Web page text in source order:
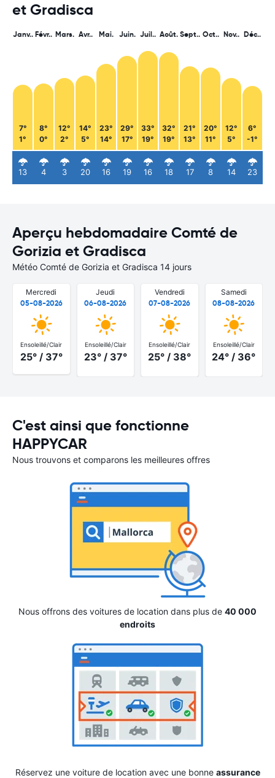
et Gradisca
Janv..
7°
1°
13
Févr..
8°
0°
4
Mars.
12°
2°
3
Avr..
14°
5°
20
Mai.
23°
14°
16
Juin.
29°
17°
19
Juil..
33°
19°
16
Août.
32°
19°
18
Sept..
21°
13°
17
Oct..
20°
11°
8
Nov..
12°
5°
14
Déc..
6°
-1°
23
Aperçu hebdomadaire Comté de
Gorizia et Gradisca
Météo Comté de Gorizia et Gradisca 14 jours
Mercredi
05-08-2026
Ensoleillé/Clair
25° / 37°
Jeudi
06-08-2026
Ensoleillé/Clair
23° / 37°
Vendredi
07-08-2026
Ensoleillé/Clair
25° / 38°
Samedi
08-08-2026
Ensoleillé/Clair
24° / 36°
C'est ainsi que fonctionne
HAPPYCAR
Nous trouvons et comparons les meilleures offres
Nous offrons des voitures de location dans plus de 40 000
endroits
Réservez une voiture de location avec une bonne assurance